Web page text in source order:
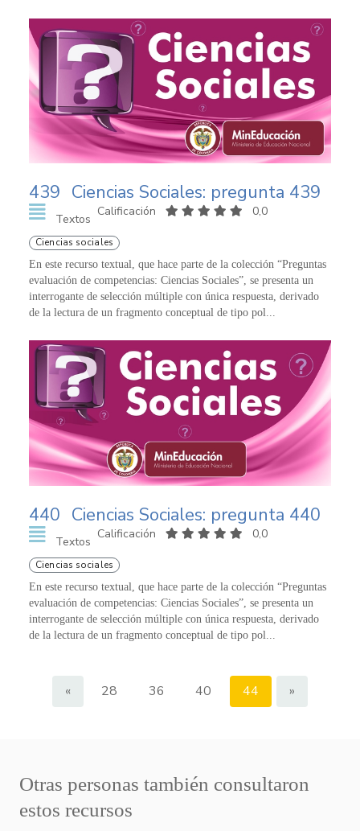
439 Ciencias Sociales: pregunta 439
Textos
Calificación 0,0
Ciencias sociales
En este recurso textual, que hace parte de la colección “Preguntas
evaluación de competencias: Ciencias Sociales”, se presenta un
interrogante de selección múltiple con única respuesta, derivado
de la lectura de un fragmento conceptual de tipo pol...
440 Ciencias Sociales: pregunta 440
Textos
Calificación 0,0
Ciencias sociales
En este recurso textual, que hace parte de la colección “Preguntas
evaluación de competencias: Ciencias Sociales”, se presenta un
interrogante de selección múltiple con única respuesta, derivado
de la lectura de un fragmento conceptual de tipo pol...
« 28 36 40 44 »
Otras personas también consultaron
estos recursos